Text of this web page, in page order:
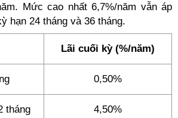
Mức cao nhất 6,7%/năm vẫn áp
hạn 24 tháng và 36 tháng.
Lãi cuối kỳ (%/năm)
0,50%
tháng 4,50%